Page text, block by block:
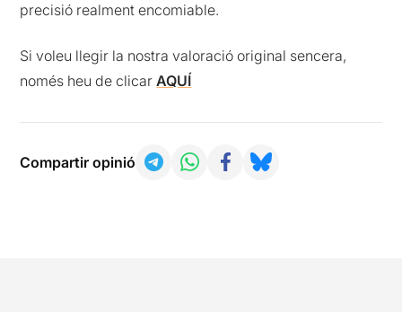
precisió realment encomiable.
Si voleu llegir la nostra valoració original sencera,
només heu de clicarAQUÍ
Compartir opinió